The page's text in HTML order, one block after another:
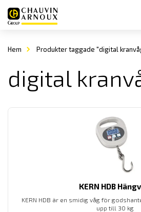
Hem Produkter taggade "digital
digital
KERN HDB
KERN HDB är en smidig våg för
upp till 30 kg